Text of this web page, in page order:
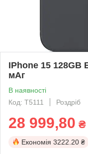
IPhone 15 128GB
мАг
В наявності
Код: T5111
Роздріб
28 999,80 ₴
Економія 3222.20 ₴